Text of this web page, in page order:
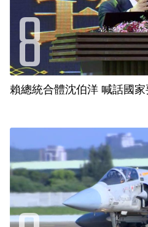
賴總統合體沈伯洋 喊話國